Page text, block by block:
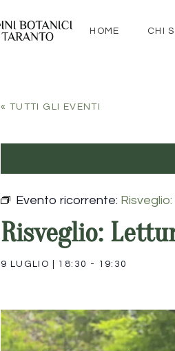
HOME CHI
« TUTTI GLI EVENTI
Evento ricorrente:
Risveglio:
9 LUGLIO 18:30 - 19:30